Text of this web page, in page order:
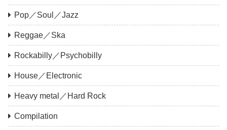
Pop／Soul／Jazz
Reggae／Ska
Rockabilly／Psychobilly
House／Electronic
Heavy metal／Hard Rock
Compilation